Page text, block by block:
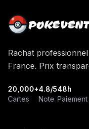
Rachat
France. Prix
20,000+
Cartes
4.8/5
Note
48h
Paiement